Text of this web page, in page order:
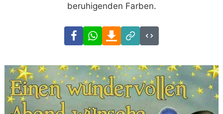
beruhigenden Farben.
FacebookWhatsAppDownload
Link
Code